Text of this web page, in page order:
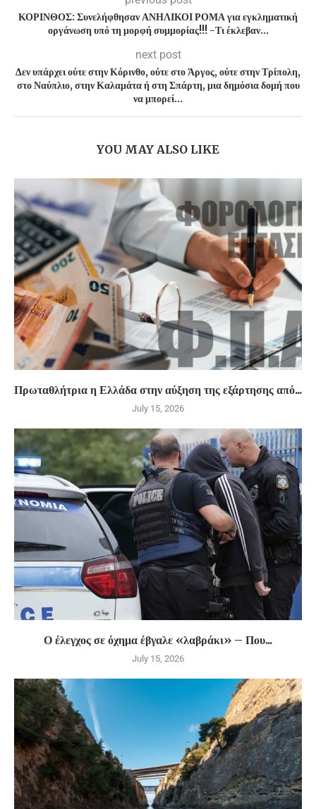
ΚΟΡΙΝΘΟΣ: Συνελήφθησαν ΑΝΗΛΙΚΟΙ ΡΟΜΑ για εγκληματική
οργάνωση υπό τη μορφή συμμορίας!!! -Τι έκλεβαν…
next post
Δεν υπάρχει ούτε στην Κόρινθο, ούτε στο Άργος, ούτε στην Τρίπολη,
στο Ναύπλιο, στην Καλαμάτα ή στη Σπάρτη, μια δημόσια δομή που
να μπορεί…
YOU MAY ALSO LIKE
Πρωταθλήτρια η Ελλάδα στην αύξηση της εξάρτησης από...
July 15, 2026
Ο έλεγχος σε όχημα έβγαλε «λαβράκι» – Που...
July 15, 2026